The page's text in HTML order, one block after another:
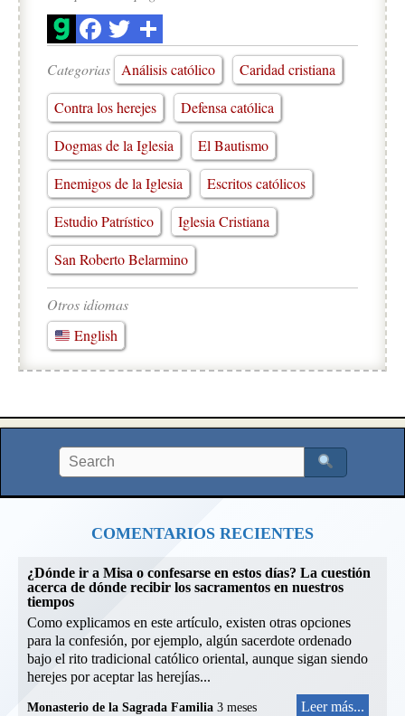
Categorias Análisis católico
Caridad cristiana
Contra los herejes
Defensa católica
Dogmas de la Iglesia
El Bautismo
Enemigos de la Iglesia
Escritos católicos
Estudio Patrístico
Iglesia Cristiana
San Roberto Belarmino
Otros idiomas
English
COMENTARIOS RECIENTES
¿Dónde ir a Misa o confesarse en estos días? La cuestión
acerca de dónde recibir los sacramentos en nuestros
tiempos
Como explicamos en este artículo, existen otras opciones
para la confesión, por ejemplo, algún sacerdote ordenado
bajo el rito tradicional católico oriental, aunque sigan siendo
herejes por aceptar las herejías...
Monasterio de la Sagrada Familia 3 meses Leer más...